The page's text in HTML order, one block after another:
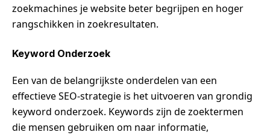
zoekmachines je website beter begrijpen en hoger
rangschikken in zoekresultaten.
Keyword Onderzoek
Een van de belangrijkste onderdelen van een
effectieve SEO-strategie is het uitvoeren van grondig
keyword onderzoek. Keywords zijn de zoektermen
die mensen gebruiken om naar informatie,